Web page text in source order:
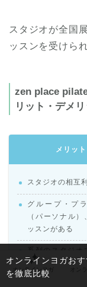
スタジオが全国
ッスンを受けら
zen place
リット・デメリ
メリット
スタジオの相互
グループ・プ
（パーソナル）
ッスンがある
系列のスタジオ
加料金なく受け
オンラインヨガ
オンラインヨガお
を徹底比較